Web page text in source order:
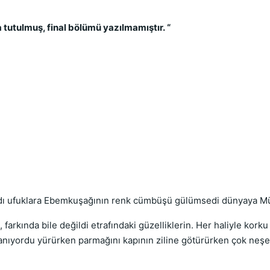
final bölümü yazılmamıştır. “
ufuklara Ebemkuşağının renk cümbüşü gülümsedi dünyaya
farkında bile değildi etrafındaki güzelliklerin. Her haliyle
yürürken parmağını kapının ziline götürürken çok